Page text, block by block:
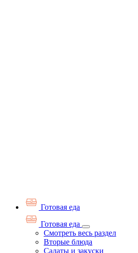
Готовая еда
Готовая еда
Смотреть весь раздел
Вторые блюда
Салаты и закуски